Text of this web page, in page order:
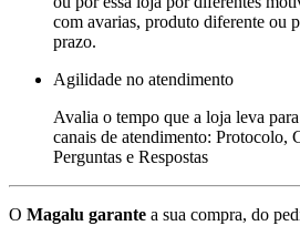
com avarias, produto diferente ou
prazo.
Agilidade no atendimento
Avalia o tempo que a loja leva
canais de atendimento: Protocolo,
Perguntas e Respostas
O Magalu garante a sua compra, do